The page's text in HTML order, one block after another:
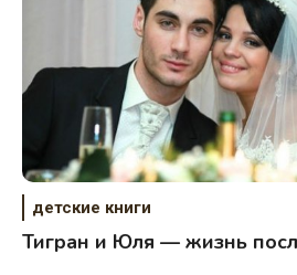
детские книги
Тигран и Юля — жизнь